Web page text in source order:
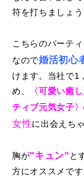
符を打ちましょう
こちらのパーテ
なので婚活初心
けます。当社で1
め、
〈可愛い癒
ティブ元気女子
女性に出会えち
胸が"キュン" と
方にオススメです